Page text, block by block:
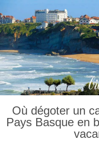
Où dégoter un
Pays Basque en